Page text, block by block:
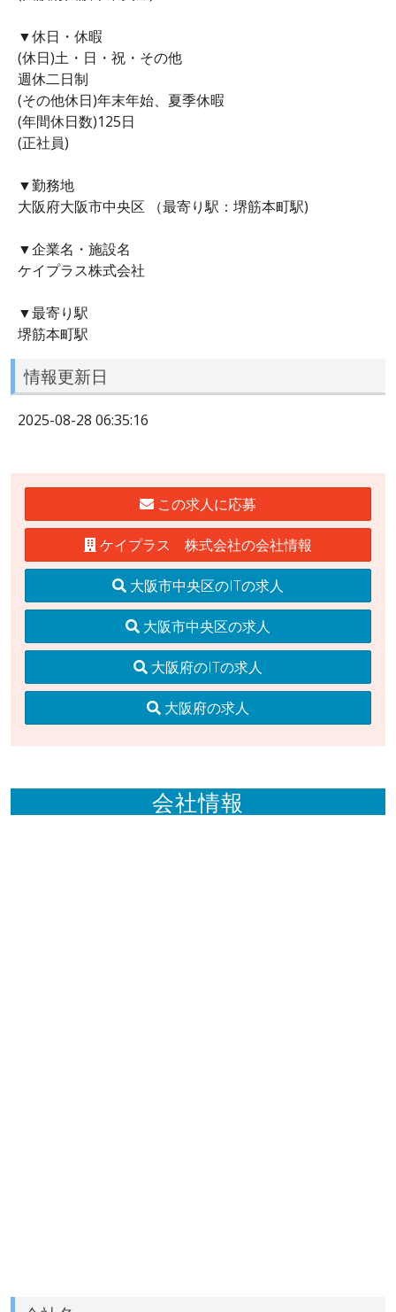
▼休日・休暇
(休日)土・日・祝・その他
週休二日制
(その他休日)年末年始、夏季休暇
(年間休日数)125日
(正社員)
▼勤務地
大阪府大阪市中央区 （最寄り駅：堺筋本町駅)
▼企業名・施設名
ケイプラス株式会社
▼最寄り駅
堺筋本町駅
情報更新日
2025-08-28 06:35:16
この求人に応募
ケイプラス 株式会社の会社情報
大阪市中央区のITの求人
大阪市中央区の求人
大阪府のITの求人
大阪府の求人
会社情報